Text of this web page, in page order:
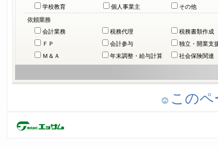
学校教育
個人事業主
その他
依頼業務
会計業務
税務代理
税務書類作成
ＦＰ
会計参与
独立・開業支
Ｍ＆Ａ
年末調整・給与計算 社会保険関連
この